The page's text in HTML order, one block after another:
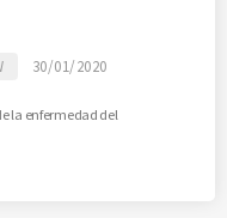
30/01/2020
la enfermedad del